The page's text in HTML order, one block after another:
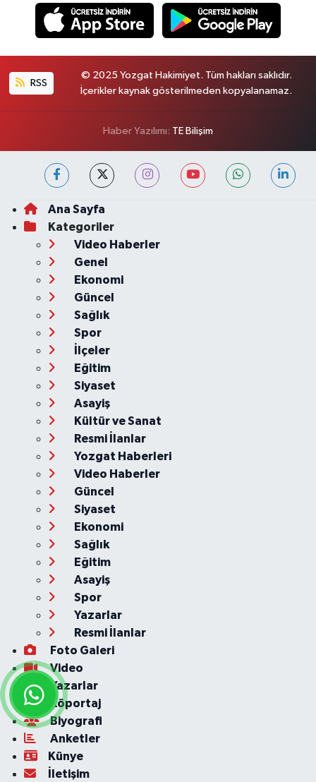
RSS
© 2025 Yozgat Hakimiyet. Tüm hakları saklıdır.
İçerikler kaynak gösterilmeden kopyalanamaz.
Haber Yazılımı: TE Bilişim
Ana Sayfa
Kategoriler
Video Haberler
Genel
Ekonomi
Güncel
Sağlık
Spor
İlçeler
Eğitim
Siyaset
Asayiş
Kültür ve Sanat
Resmi İlanlar
Yozgat Haberleri
Video Haberler
Güncel
Siyaset
Ekonomi
Sağlık
Eğitim
Asayiş
Spor
Yazarlar
Resmi İlanlar
Foto Galeri
Video
Yazarlar
Röportaj
Biyografi
Anketler
Künye
İletişim